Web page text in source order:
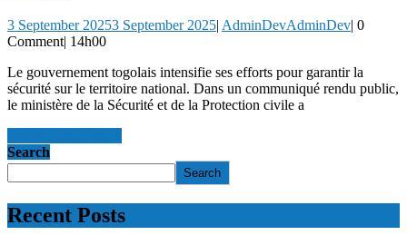
3 September 20253 September 2025 AdminDevAdminDev 0
Comment| 14h00
Le gouvernement togolais intensifie ses efforts pour garantir la
sécurité sur le territoire national. Dans un communiqué rendu public,
le ministère de la Sécurité et de la Protection civile a
Search
Search
Recent Posts